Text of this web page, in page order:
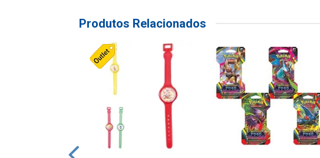
Produtos Relacionados